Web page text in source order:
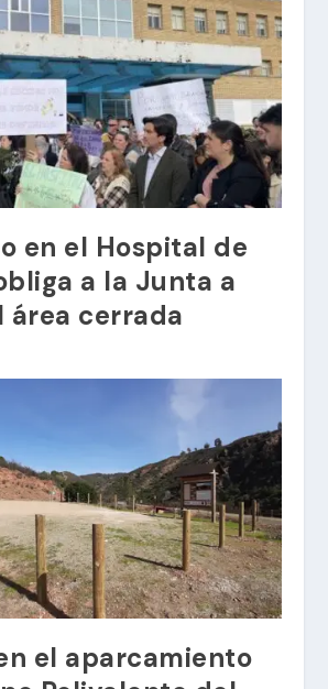
en el Hospital de
a la Junta a
área cerrada
el aparcamiento